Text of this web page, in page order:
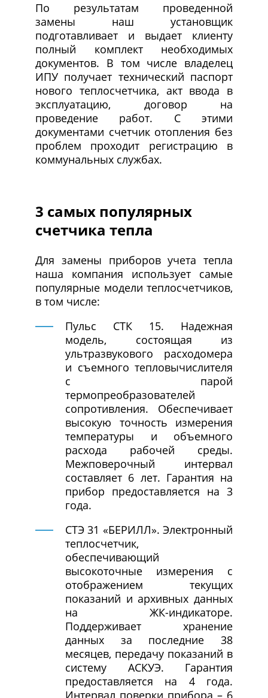
По результатам проведенной
замены наш установщик
подготавливает и выдает клиенту
полный комплект необходимых
документов. В том числе владелец
ИПУ получает технический паспорт
нового теплосчетчика, акт ввода в
эксплуатацию, договор на
проведение работ. С этими
документами счетчик отопления без
проблем проходит регистрацию в
коммунальных службах.
3 самых популярных
счетчика тепла
Для замены приборов учета тепла
наша компания использует самые
популярные модели теплосчетчиков,
в том числе:
Пульс СТК 15. Надежная
модель, состоящая из
ультразвукового расходомера
и съемного тепловычислителя
с парой
термопреобразователей
сопротивления. Обеспечивает
высокую точность измерения
температуры и объемного
расхода рабочей среды.
Межповерочный интервал
составляет 6 лет. Гарантия на
прибор предоставляется на 3
года.
СТЭ 31 «БЕРИЛЛ». Электронный
теплосчетчик,
обеспечивающий
высокоточные измерения с
отображением текущих
показаний и архивных данных
на ЖК-индикаторе.
Поддерживает хранение
данных за последние 38
месяцев, передачу показаний в
систему АСКУЭ. Гарантия
предоставляется на 4 года.
Интервал поверки прибора – 6